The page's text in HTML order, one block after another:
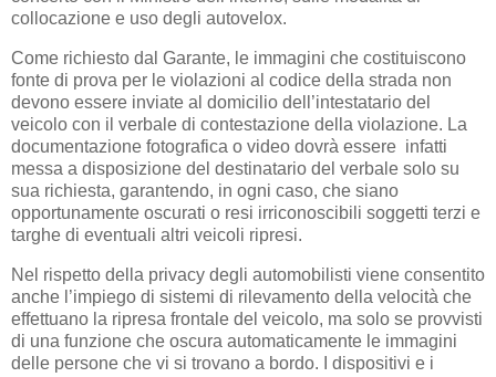
collocazione e uso degli autovelox.
Come richiesto dal Garante, le immagini che costituiscono
fonte di prova per le violazioni al codice della strada non
devono essere inviate al domicilio dell’intestatario del
veicolo con il verbale di contestazione della violazione. La
documentazione fotografica o video dovrà essere infatti
messa a disposizione del destinatario del verbale solo su
sua richiesta, garantendo, in ogni caso, che siano
opportunamente oscurati o resi irriconoscibili soggetti terzi e
targhe di eventuali altri veicoli ripresi.
Nel rispetto della privacy degli automobilisti viene consentito
anche l’impiego di sistemi di rilevamento della velocità che
effettuano la ripresa frontale del veicolo, ma solo se provvisti
di una funzione che oscura automaticamente le immagini
delle persone che vi si trovano a bordo. I dispositivi e i